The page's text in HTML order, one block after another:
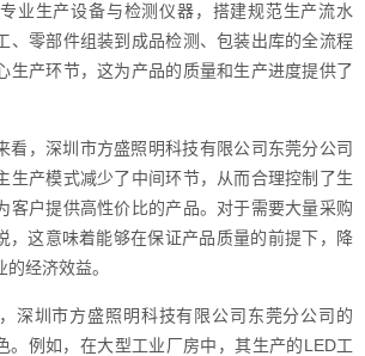
业生产设备与检测仪器，搭建规范生产流水
、零部件组装到成品检测、包装出库的全流程
生产环节，这为产品的质量和生产进度提供了
看，深圳市方盛照明科技有限公司东莞分公司
生产模式减少了中间环节，从而合理控制了生
客户提供高性价比的产品。对于需要大量采购
，这意味着能够在保证产品质量的前提下，降
经济效益。
深圳市方盛照明科技有限公司东莞分公司的
。例如，在大型工业厂房中，其生产的LED工